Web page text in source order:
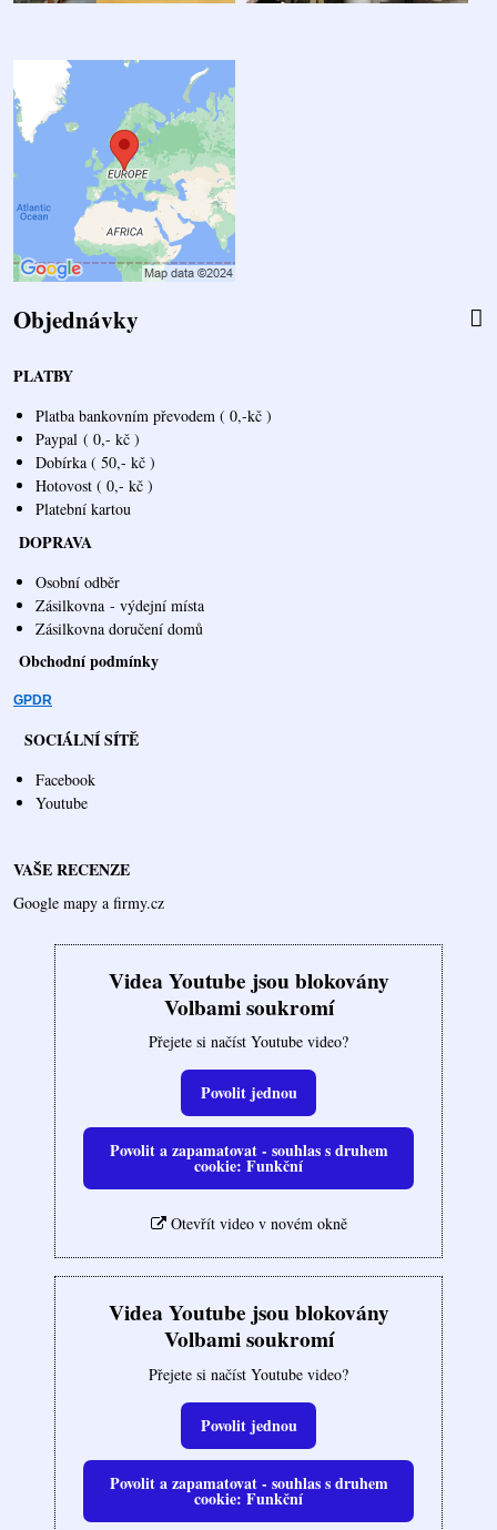
Objednávky
PLATBY
Platba bankovním převodem ( 0,-kč )
Paypal ( 0,- kč )
Dobírka ( 50,- kč )
Hotovost ( 0,- kč )
Platební kartou
DOPRAVA
Osobní odběr
Zásilkovna - výdejní místa
Zásilkovna doručení domů
Obchodní podmínky
GPDR
SOCIÁLNÍ SÍTĚ
Facebook
Youtube
VAŠE RECENZE
Google mapy a firmy.cz
Videa Youtube jsou blokovány
Volbami soukromí
Přejete si načíst Youtube video?
Povolit jednou
Povolit a zapamatovat - souhlas s druhem
cookie: Funkční
Otevřít video v novém okně
Videa Youtube jsou blokovány
Volbami soukromí
Přejete si načíst Youtube video?
Povolit jednou
Povolit a zapamatovat - souhlas s druhem
cookie: Funkční